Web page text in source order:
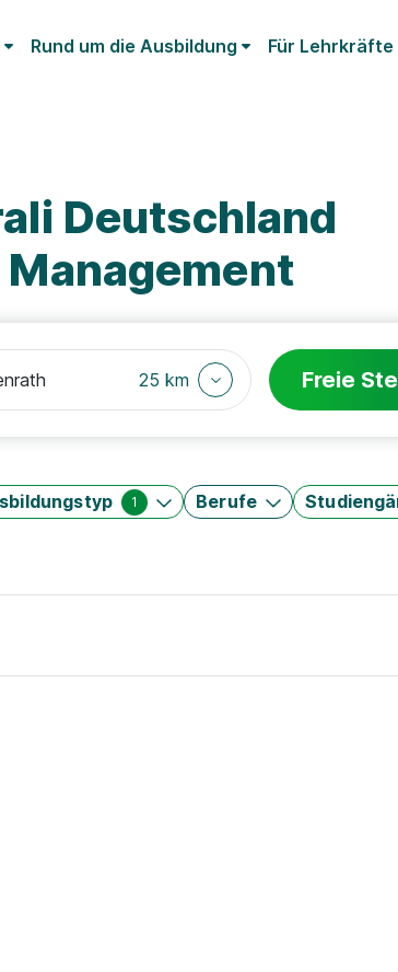
Rund um die Ausbildung Für Lehrkräfte
Deutschland
25 km Freie
1 Berufe